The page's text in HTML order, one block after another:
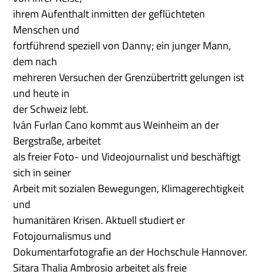
ihrem Aufenthalt inmitten der geflüchteten
Menschen und
fortführend speziell von Danny; ein junger Mann,
dem nach
mehreren Versuchen der Grenzübertritt gelungen ist
und heute in
der Schweiz lebt.
Iván Furlan Cano kommt aus Weinheim an der
Bergstraße, arbeitet
als freier Foto- und Videojournalist und beschäftigt
sich in seiner
Arbeit mit sozialen Bewegungen, Klimagerechtigkeit
und
humanitären Krisen. Aktuell studiert er
Fotojournalismus und
Dokumentarfotografie an der Hochschule Hannover.
Sitara Thalia Ambrosio arbeitet als freie